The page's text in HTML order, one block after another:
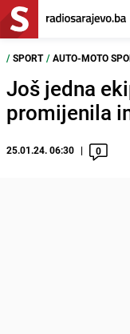
/ SPORT / AUTO-MOTO
Još jedna
promijenila
25.01.24. 06:30 0